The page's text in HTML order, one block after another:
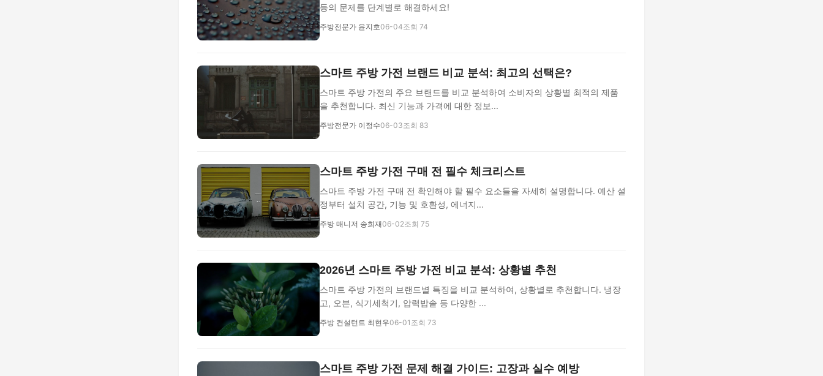
등의 문제를 단계별로 해결하세요!
주방전문가 윤지호06-04조회 74
스마트 주방 가전 브랜드 비교 분석: 최고의 선택은?
스마트 주방 가전의 주요 브랜드를 비교 분석하여 소비자의 상황별 최적의 제품
을 추천합니다. 최신 기능과 가격에 대한 정보...
주방전문가 이정수06-03조회 83
스마트 주방 가전 구매 전 필수 체크리스트
스마트 주방 가전 구매 전 확인해야 할 필수 요소들을 자세히 설명합니다. 예산 설
정부터 설치 공간, 기능 및 호환성, 에너지...
주방 매니저 송희재06-02조회 75
2026년 스마트 주방 가전 비교 분석: 상황별 추천
스마트 주방 가전의 브랜드별 특징을 비교 분석하여, 상황별로 추천합니다. 냉장
고, 오븐, 식기세척기, 압력밥솥 등 다양한 ...
주방 컨설턴트 최현우06-01 조회 73
스마트 주방 가전 문제 해결 가이드: 고장과 실수 예방